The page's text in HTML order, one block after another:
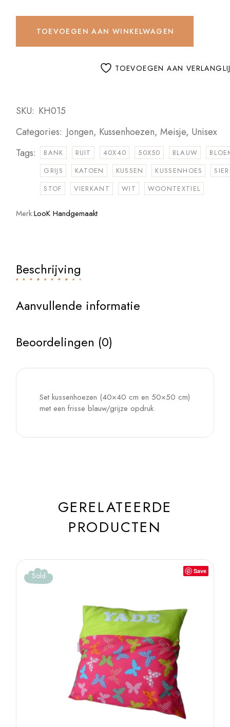
TOEVOEGEN AAN WINKELWAGEN
TOEVOEGEN AAN
SKU: KH015
Categories: Jongen, Kussenhoezen,Meisje, Unisex
Tags:
BANK RUIT 40X40 50X50 BLAUW
GRIJS
KATOEN KUSSEN KUSSENHOES
STOF
VIERKANT WIT WOONTEXTIEL
Merk:LooK Handgemaakt
Beschrijving
Aanvullende informatie
Beoordelingen (0)
Set kussenhoezen (40×40 cm en 50×50 cm)
met een frisse blauw/grijze opdruk.
GERELATEERDE
PRODUCTEN
Save
Sold